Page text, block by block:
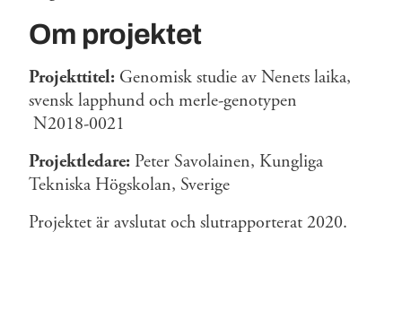
Om projektet
Projekttitel: Genomisk studie av Nenets laika,
svensk lapphund och merle-genotypen
N2018-0021
Projektledare: Peter Savolainen, Kungliga
Tekniska Högskolan, Sverige
Projektet är avslutat och slutrapporterat 2020.